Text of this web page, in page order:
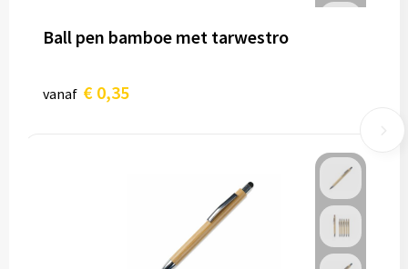
Ball pen bamboe met tarwestro
vanaf € 0,35